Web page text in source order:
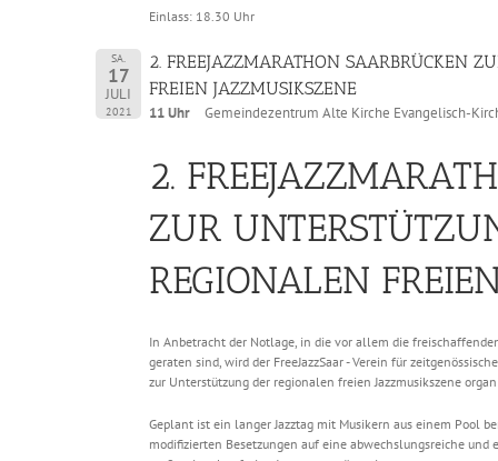
Einlass: 18.30 Uhr
SA.
17
JULI
2021
2. FREEJAZZMARATHON SAARBRÜCKEN
FREIEN JAZZMUSIKSZENE
11 Uhr Gemeindezentrum Alte Kirche Evangelisch-
2.
ZUR
REGIONALEN
In Anbetracht der Notlage, in die vor allem die
geraten sind, wird der FreeJazzSaar - Verein für
zur Unterstützung der regionalen freien Jazzmusikszene
Geplant ist ein langer Jazztag mit Musikern aus einem Pool
modifizierten Besetzungen auf eine abwechslungsreiche